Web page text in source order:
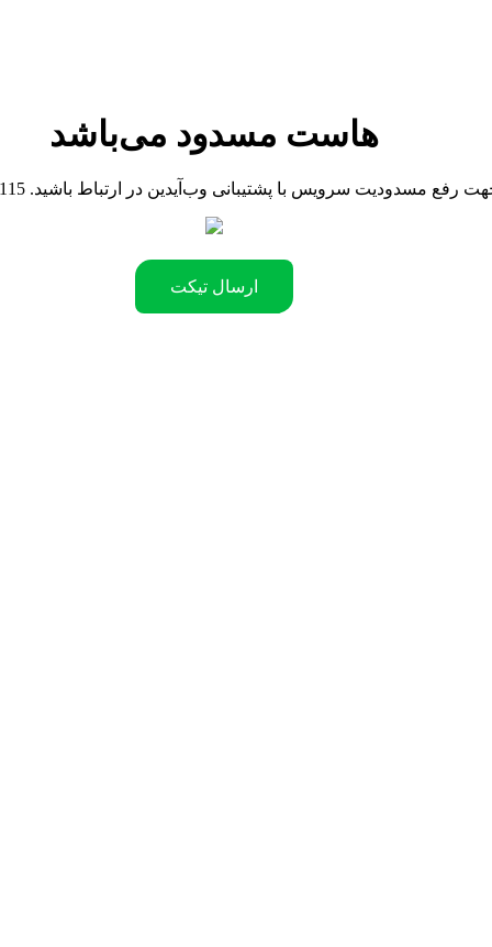
هاست مسدود می‌باشد
.جهت رفع مسدودیت سرویس با پشتیبانی وب‌آیدین در ارتباط باشید
ارسال تیکت